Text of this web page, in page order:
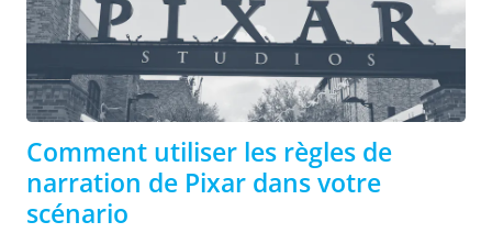
Comment utiliser les règles de
narration de Pixar dans votre
scénario